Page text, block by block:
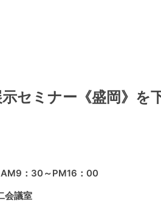
セミナー《盛岡》を
：30～PM16：00
議室